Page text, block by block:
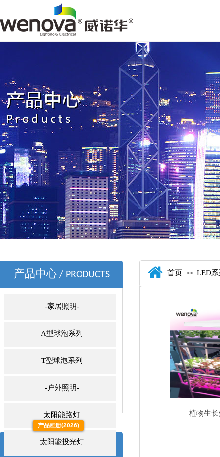
产品中心/ PRODUCTS 首页 >> LED系
-家居照明-
A型球泡系列
T型球泡系列
-户外照明-
太阳能路灯
太阳能投光灯
植物生
产品画册(2026)
联系我们/ CONTACTS